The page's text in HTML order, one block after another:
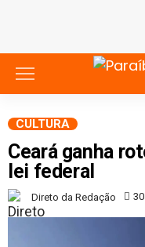
CULTURA
Ceará ganha
lei federal
Direto da Redação